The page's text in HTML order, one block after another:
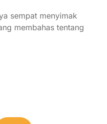
sempat menyimak
membahas tentang